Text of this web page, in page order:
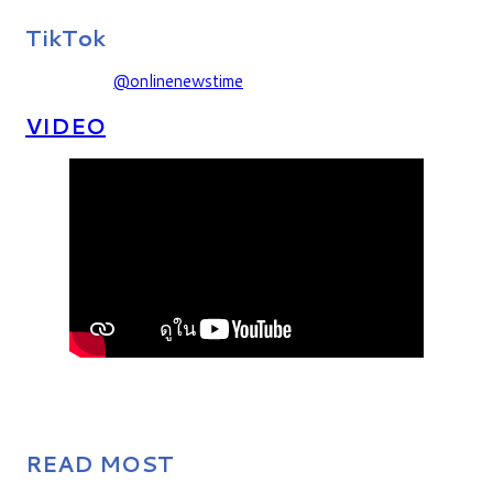
TikTok
@onlinenewstime
VIDEO
READ MOST